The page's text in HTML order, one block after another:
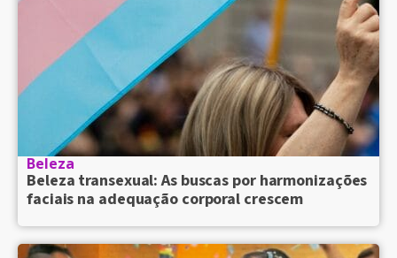
Beleza
Beleza transexual: As buscas por harmonizações
faciais na adequação corporal crescem